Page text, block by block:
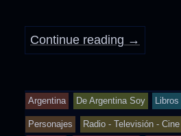
Continue reading →
Argentina De Argentina Soy Libros
Personajes Radio - Televisión - Cine